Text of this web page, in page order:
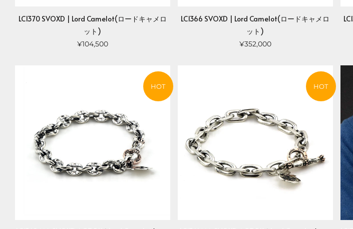
LC1370 SVOXD | Lord Camelot(ロードキャメロ
ット)
¥104,500
LC1366 SVOXD | Lord Camelot(ロードキャメロ
ット)
¥352,000
HOT HOT